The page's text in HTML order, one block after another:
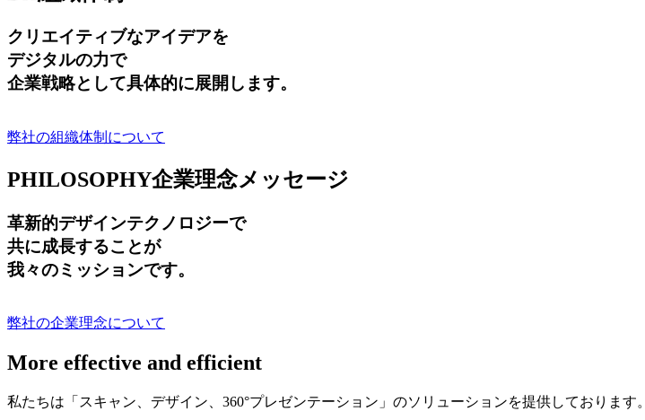
クリエイティブなアイデアを
デジタルの力で
企業戦略として具体的に展開します。
弊社の組織体制について
PHILOSOPHY企業理念メッセージ
革新的デザインテクノロジーで
共に成長することが
我々のミッションです。
弊社の企業理念について
More effective and efficient
私たちは「スキャン、デザイン、360°プレゼンテーション」のソリューションを提供しております。